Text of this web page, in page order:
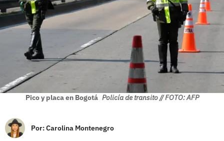
Pico y placa en Bogotá Policía de transito // FOTO: AFP
Por:Carolina Montenegro